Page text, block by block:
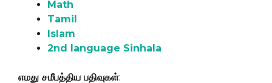
Math
Tamil
Islam
2nd language Sinhala
எமது சமீபத்திய பதிவுகள்: